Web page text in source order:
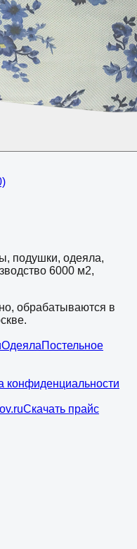
подушки, одеяла,
6000 м2,
обрабатываются в
ОдеялаПостельное
конфиденциальности
Скачать прайс